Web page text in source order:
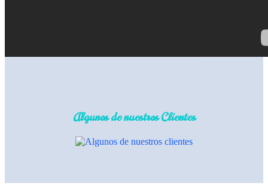
Algunos de nuestros Clientes